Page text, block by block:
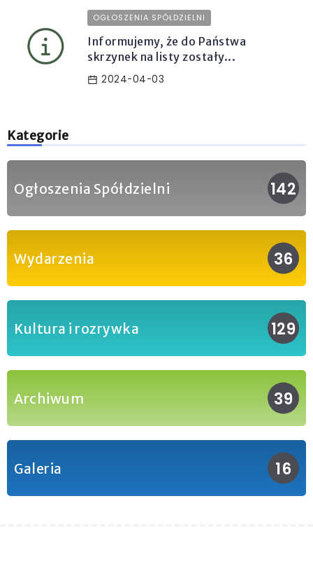
OGŁOSZENIA SPÓŁDZIELNI
Informujemy, że do Państwa
skrzynek na listy zostały...
2024-04-03
Kategorie
Ogłoszenia Spółdzielni 142
Wydarzenia 36
Kultura i rozrywka 129
Archiwum 39
Galeria 16